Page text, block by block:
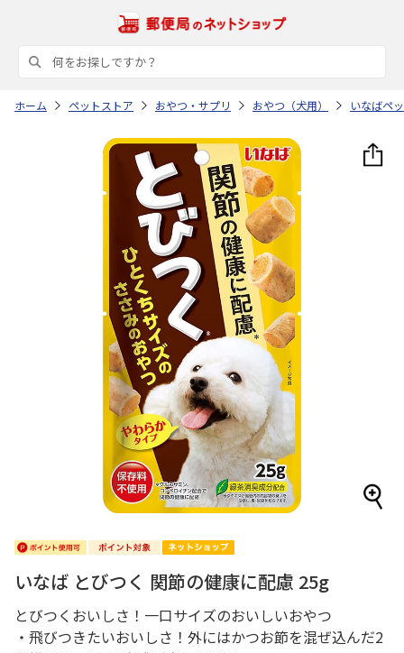
ホーム ペットストア おやつ・サプリ おやつ（犬用） いなばペ
いなば とびつく 関節の健康に配慮 25g
とびつくおいしさ！一口サイズのおいしいおやつ
・飛びつきたいおいしさ！外にはかつお節を混ぜ込んだ2